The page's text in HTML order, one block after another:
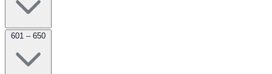
601 – 650